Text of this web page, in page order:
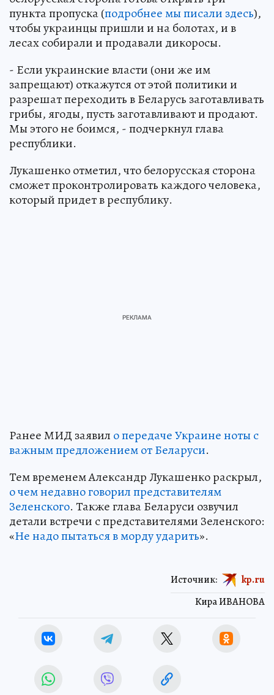
пункта пропуска (подробнее мы писали здесь),
чтобы украинцы пришли и на болотах, и в
лесах собирали и продавали дикоросы.
- Если украинские власти (они же им
запрещают) откажутся от этой политики и
разрешат переходить в Беларусь заготавливать
грибы, ягоды, пусть заготавливают и продают.
Мы этого не боимся, - подчеркнул глава
республики.
Лукашенко отметил, что белорусская сторона
сможет проконтролировать каждого человека,
который придет в республику.
Ранее МИД заявил о передаче Украине ноты с
важным предложением от Беларуси.
Тем временем Александр Лукашенко раскрыл,
о чем недавно говорил представителям
Зеленского. Также глава Беларуси озвучил
детали встречи с представителями Зеленского:
«Не надо пытаться в морду ударить».
Кира ИВАНОВА
Источник: kp.ru